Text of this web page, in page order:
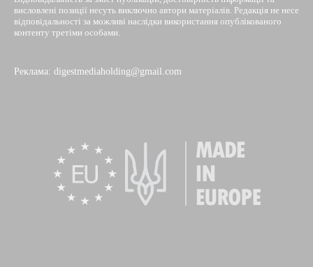
висловлені позиції несуть виключно автори матеріалів. Редакція не несе
відповідальності за можливі наслідки використання опублікованого
контенту третіми особами.
Реклама: digestmediaholding@gmail.com